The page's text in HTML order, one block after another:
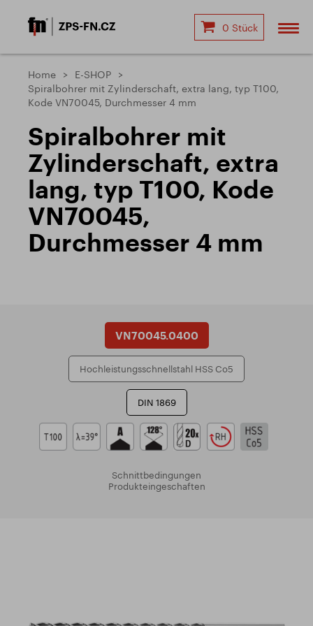
0 Stück
Home
E-SHOP
Spiralbohrer mit Zylinderschaft, extra lang, typ T100,
Kode VN70045, Durchmesser 4 mm
Spiralbohrer mit
Zylinderschaft, extra
lang, typ T100, Kode
VN70045,
Durchmesser 4 mm
VN70045.0400
Hochleistungsschnellstahl HSS Co5
DIN 1869
Schnittbedingungen
Produkteingeschaften